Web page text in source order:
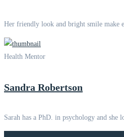
Her friendly look and bright smile make
Health Mentor
Sandra Robertson
Sarah has a PhD. in psychology and